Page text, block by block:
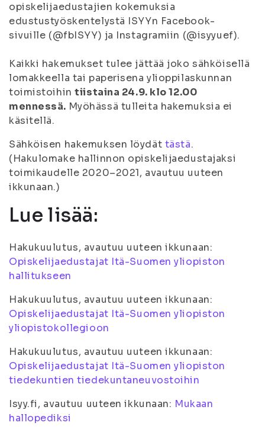
opiskelijaedustajien kokemuksia
edustustyöskentelystä ISYYn Facebook-
sivuille (@fbISYY) ja Instagramiin (@isyyuef).
Kaikki hakemukset tulee jättää joko sähköisellä
lomakkeella tai paperisena ylioppilaskunnan
toimistoihintiistaina 24.9. klo 12.00
mennessä. Myöhässä tulleita hakemuksia ei
käsitellä.
Sähköisen hakemuksen löydät tästä.
(Hakulomake hallinnon opiskelijaedustajaksi
toimikaudelle 2020–2021, avautuu uuteen
ikkunaan.)
Lue lisää:
Hakukuulutus, avautuu uuteen ikkunaan:
Opiskelijaedustajat Itä-Suomen yliopiston
hallitukseen
Hakukuulutus, avautuu uuteen ikkunaan:
Opiskelijaedustajat Itä-Suomen yliopiston
yliopistokollegioon
Hakukuulutus, avautuu uuteen ikkunaan:
Opiskelijaedustajat Itä-Suomen yliopiston
tiedekuntien tiedekuntaneuvostoihin
Isyy.fi, avautuu uuteen ikkunaan: Mukaan
hallopediksi